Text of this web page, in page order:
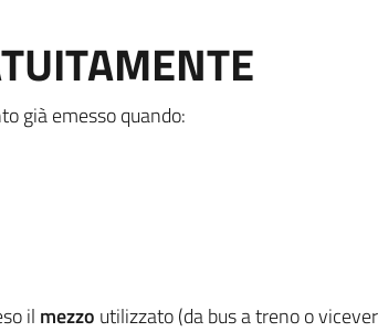
già emesso quando:
il mezzo utilizzato (da bus a treno o